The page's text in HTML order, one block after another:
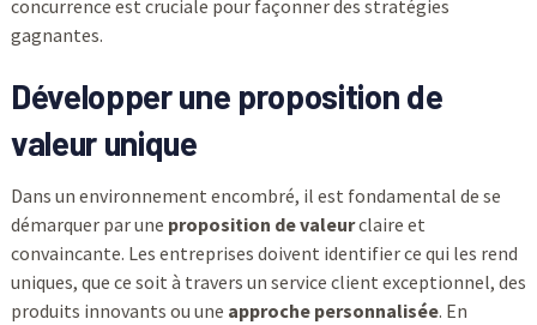
concurrence est cruciale pour façonner des stratégies
gagnantes.
Développer une proposition de
valeur unique
Dans un environnement encombré, il est fondamental de se
démarquer par une proposition de valeurclaire et
convaincante. Les entreprises doivent identifier ce qui les rend
uniques, que ce soit à travers un service client exceptionnel, des
produits innovants ou une approche personnalisée. En